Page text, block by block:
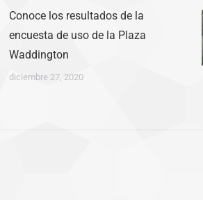
Conoce los resultados de la
encuesta de uso de la Plaza
Waddington
diciembre 27, 2020